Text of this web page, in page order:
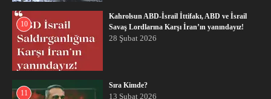
10
Kahrolsun ABD-İsrail İttifakı, ABD ve İsrail
Savaş Lordlarına Karşı İran’ın yanındayız!
28 Şubat 2026
11
Sıra Kimde?
13 Şubat 2026